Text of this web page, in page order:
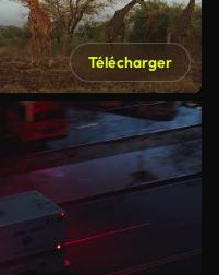
Télécharger